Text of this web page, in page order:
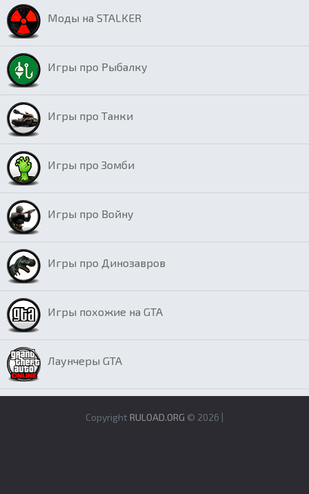
Моды на STALKER
Игры про Рыбалку
Игры про Танки
Игры про Зомби
Игры про Войну
Игры про Динозавров
Игры похожие на GTA
Лаунчеры GTA
Copyright RULOAD.ORG © 2026 |